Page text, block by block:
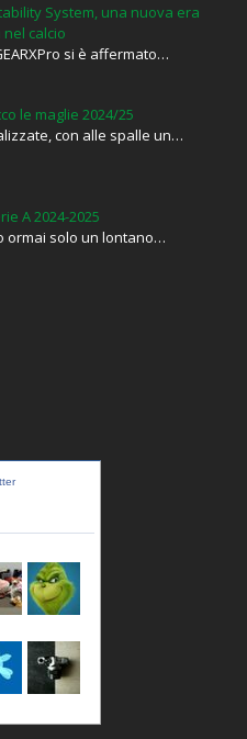
System, una nuova era
calcio
si è affermato…
le maglie 2024/25
con alle spalle un…
A 2024-2025
ormai solo un lontano…